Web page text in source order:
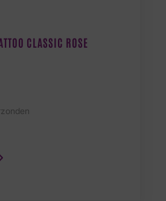
CLASSIC ROSE